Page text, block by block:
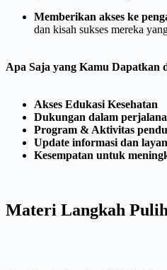
Memberikan akses ke
dan kisah sukses mereka
Apa Saja yang Kamu Dapatkan
Akses Edukasi Kesehatan
Dukungan dalam
Program & Aktivitas
Update informasi dan
⁠Kesempatan untuk
Materi Langkah